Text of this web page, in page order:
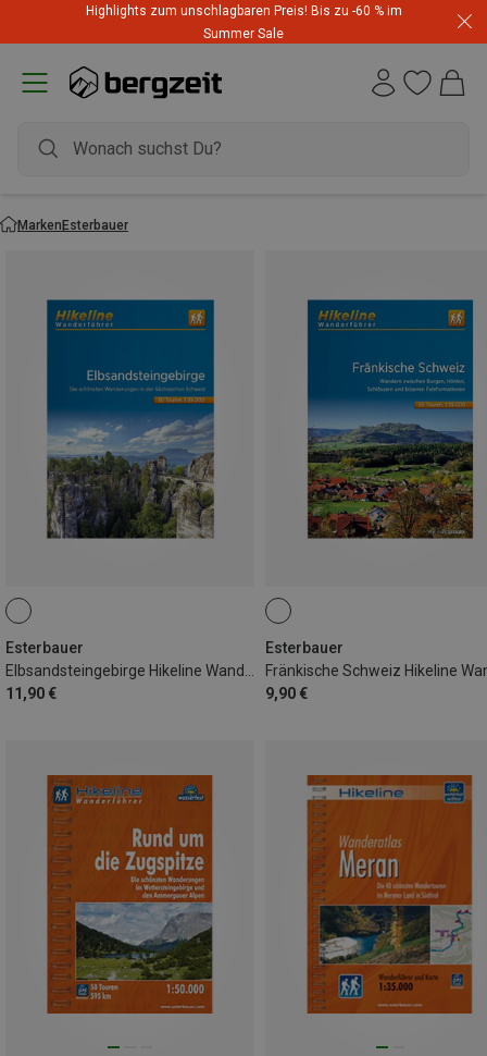
Highlights zum unschlagbaren Preis! Bis zu -60 % im
Summer Sale
MarkenEsterbauer
Esterbauer
11,90 €
Esterbauer
9,90 €